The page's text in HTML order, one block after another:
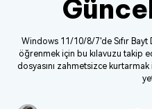
Windows 11/10/8/7'de Sıfır Bayt
öğrenmek için bu kılavuzu takip
dosyasını zahmetsizce